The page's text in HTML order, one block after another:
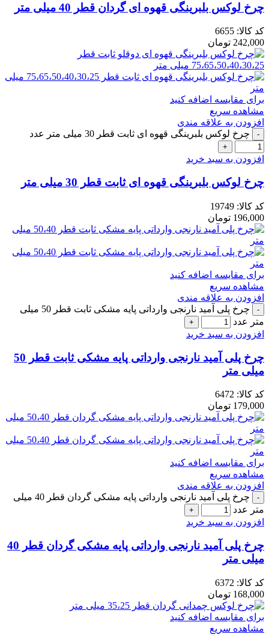
چرخ لوکس بلبرینگی قهوه ای گردان قطر 40 میلی متر
کد کالا: 6655
242,000 تومان
برای مقایسه اضافه کنید
مشاهده سریع
افزودن به علاقه مندی
چرخ لوکس بلبرینگی قهوه ای ثابت قطر 30 میلی متر عدد
افزودن به سبد خرید
چرخ لوکس بلبرینگی قهوه ای ثابت قطر 30 میلی متر
کد کالا: 19749
196,000 تومان
برای مقایسه اضافه کنید
مشاهده سریع
افزودن به علاقه مندی
چرخ پلی آمید نارنجی وارداتی پایه مشکی ثابت قطر 50 میلی
متر عدد
افزودن به سبد خرید
چرخ پلی آمید نارنجی وارداتی پایه مشکی ثابت قطر 50
میلی متر
کد کالا: 6472
179,000 تومان
برای مقایسه اضافه کنید
مشاهده سریع
افزودن به علاقه مندی
چرخ پلی آمید نارنجی وارداتی پایه مشکی گردان قطر 40 میلی
متر عدد
افزودن به سبد خرید
چرخ پلی آمید نارنجی وارداتی پایه مشکی گردان قطر 40
میلی متر
کد کالا: 6372
168,000 تومان
برای مقایسه اضافه کنید
مشاهده سریع